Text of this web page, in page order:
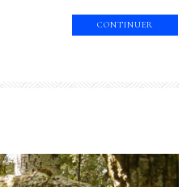
CONTINUER